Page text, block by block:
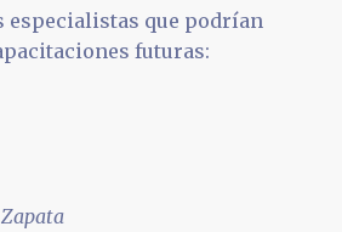
especialistas que podrían
futuras: